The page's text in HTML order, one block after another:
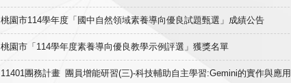
桃園市114學年度「國中自然領域素養導向優良試題甄選」成績公告
桃園市「114學年度素養導向優良教學示例評選」獲獎名單
11401團務計畫 團員增能研習(三)-科技輔助自主學習:Gemini的實作與應用